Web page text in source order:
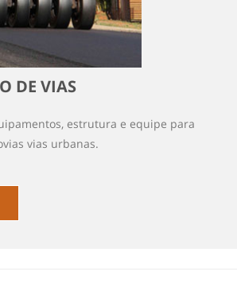
DE VIAS
estrutura e equipe para
vias urbanas.